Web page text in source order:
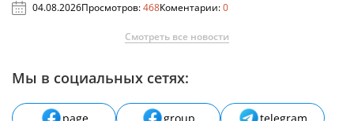
04.08.2026Просмотров:468Коментарии:0
Смотреть все новости
Мы в социальных сетях:
page group
telegram